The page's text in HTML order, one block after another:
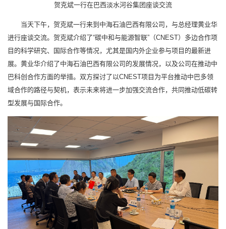
贺克斌一行在巴西淡水河谷集团座谈交流
当天下午，贺克斌一行来到中海石油巴西有限公司，与总经理黄业华
进行座谈交流。贺克斌介绍了“碳中和与能源智联”（CNEST）多边合作项
目的科学研究、国际合作等情况，尤其是国内外企业参与项目的最新进
展。黄业华介绍了中海石油巴西有限公司的发展情况，以及公司在推动中
巴科创合作方面的举措。双方探讨了以CNEST项目为平台推动中巴多领
域合作的路径与契机，表示未来将进一步加强交流合作，共同推动低碳转
型发展与国际合作。